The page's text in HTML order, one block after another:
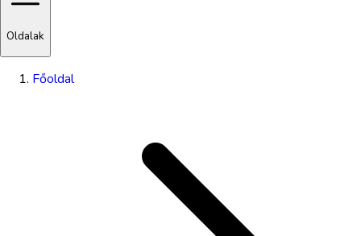
Oldalak
Főoldal